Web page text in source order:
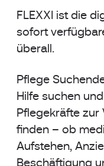
FLEXXI ist die
sofort
überall.
Pflege
Hilfe suchen
Pflegekräfte zur
finden – ob
Aufstehen,
Beschäftigung